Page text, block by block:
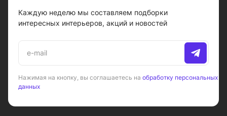
Каждую неделю мы составляем подборки
интересных интерьеров, акций и новостей
Нажимая на кнопку, вы соглашаетесь на обработку персональных
данных